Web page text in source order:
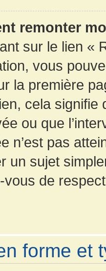
remonter
sur le lien «
vous
la première
cela signifie
ou que
n’est pas
un sujet
vous de
forme et